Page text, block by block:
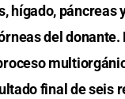
hígado, páncreas
del donante.
final de seis